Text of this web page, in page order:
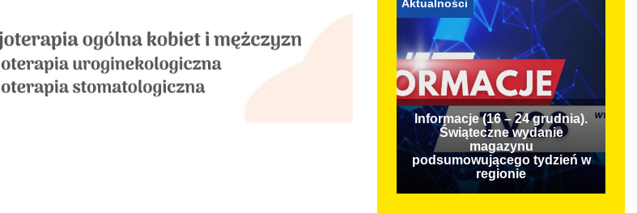
Aktualności
Informacje (16 – 24 grudnia).
Świąteczne wydanie
magazynu
podsumowującego tydzień w
regionie